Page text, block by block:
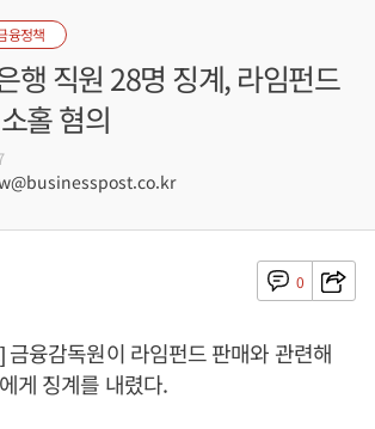
융정책
행 직원 28명 징계, 라임펀드
홀 혐의
0
금융감독원이 라임펀드 판매와 관련해
게 징계를 내렸다.